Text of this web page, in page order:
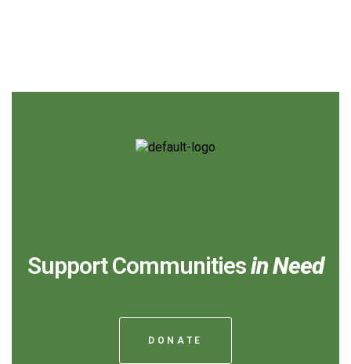
Support Communitiesin Need
DONATE